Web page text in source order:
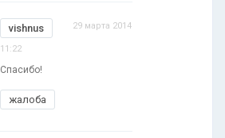
vishnus 29 марта 2014
11:22
Спасибо!
жалоба